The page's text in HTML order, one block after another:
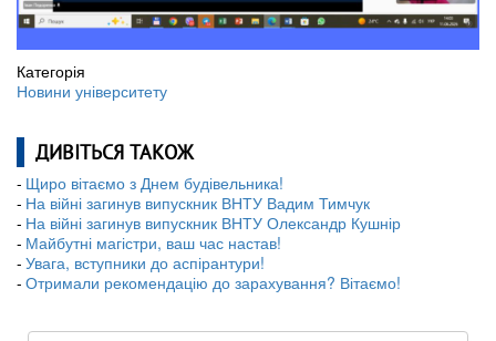
Категорія
Новини університету
ДИВІТЬСЯ ТАКОЖ
Щиро вітаємо з Днем будівельника!
На війні загинув випускник ВНТУ Вадим Тимчук
На війні загинув випускник ВНТУ Олександр Кушнір
Майбутні магістри, ваш час настав!
Увага, вступники до аспірантури!
Отримали рекомендацію до зарахування? Вітаємо!